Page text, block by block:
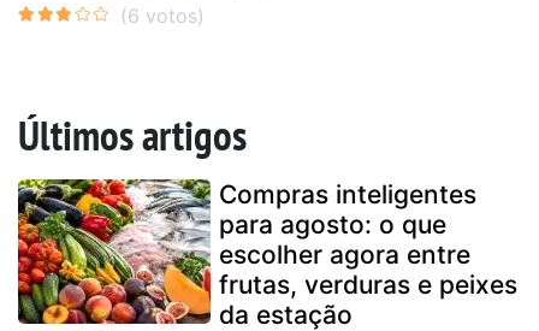
Últimos artigos
Compras inteligentes
para agosto: o que
escolher agora entre
frutas, verduras e peixes
da estação